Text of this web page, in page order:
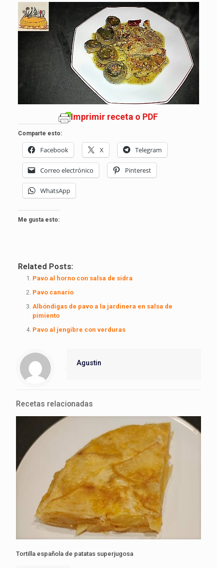
Imprimir receta o PDF
Comparte esto:
Facebook X Telegram
Correo electrónico Pinterest
WhatsApp
Me gusta esto:
Related Posts:
Pavo al horno con salsa de sidra
Pavo canario
Albóndigas de pavo a la jardinera en salsa de
pimiento
Pavo al jengibre con verduras
Agustin
Recetas relacionadas
Tortilla española de patatas superjugosa